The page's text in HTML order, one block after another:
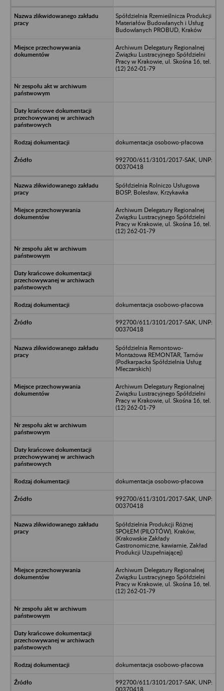
Spółdzielnia Rzemieślnicza Produkcji
Materiałów Budowlanych i Usług
Budowlanych PROBUD, Kraków
Archiwum Delegatury Regionalnej
Związku Lustracyjnego Spółdzielni
Pracy w Krakowie, ul. Skośna 16, tel.
(12) 262-01-79
dokumentacja osobowo-płacowa
992700/611/3101/2017-SAK, UNP:
00370418
Spółdzielnia Rolniczo Usługowa
BOSP, Bolesław, Krzykawka
Archiwum Delegatury Regionalnej
Związku Lustracyjnego Spółdzielni
Pracy w Krakowie, ul. Skośna 16, tel.
(12) 262-01-79
dokumentacja osobowo-płacowa
992700/611/3101/2017-SAK, UNP:
00370418
Spółdzielnia Remontowo-
Montażowa REMONTAR, Tarnów
(Podkarpacka Spółdzielnia Usług
Mleczarskich)
Archiwum Delegatury Regionalnej
Związku Lustracyjnego Spółdzielni
Pracy w Krakowie, ul. Skośna 16, tel.
(12) 262-01-79
dokumentacja osobowo-płacowa
992700/611/3101/2017-SAK, UNP:
00370418
Spółdzielnia Produkcji Różnej
SPOŁEM (PILOTÓW), Kraków,
(Krakowskie Zakłady
Gastronomiczne, kawiarnie, Zakład
Produkcji Uzupełniającej)
Archiwum Delegatury Regionalnej
Związku Lustracyjnego Spółdzielni
Pracy w Krakowie, ul. Skośna 16, tel.
(12) 262-01-79
dokumentacja osobowo-płacowa
992700/611/3101/2017-SAK, UNP:
00370418